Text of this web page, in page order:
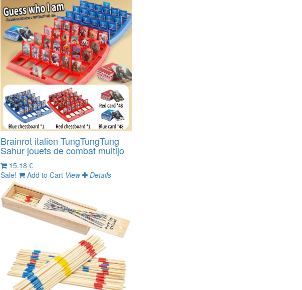
Brainrot italien TungTungTung
Sahur jouets de combat multijo
15.18 €
Sale!
Add to Cart View
Details